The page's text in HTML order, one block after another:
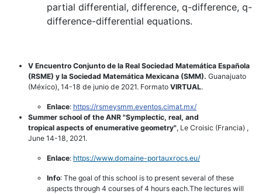
partial differential, difference, q-difference, q-
difference-differential equations.
V Encuentro Conjunto de la Real Sociedad Matemática Española
(RSME) y la Sociedad Matemática Mexicana (SMM). Guanajuato
(México), 14-18 de junio de 2021. Formato VIRTUAL.
Enlace: https://rsmeysmm.eventos.cimat.mx/
Summer school of the ANR "Symplectic, real, and
tropical aspects of enumerative geometry", Le Croisic (Francia) ,
June 14-18, 2021.
Enlace: https://www.domaine-portauxrocs.eu/
Info: The goal of this school is to present several of these
aspects through 4 courses of 4 hours each.The lectures will